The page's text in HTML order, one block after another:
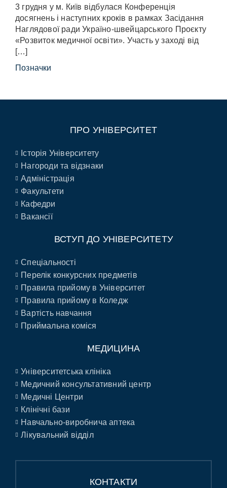
3 грудня у м. Київ відбулася Конференція
досягнень і наступних кроків в рамках Засідання
Наглядової ради Україно-швейцарського Проєкту
«Розвиток медичної освіти». Участь у заході від
[…]
Позначки
ПРО УНІВЕРСИТЕТ
Історія Університету
Нагороди та відзнаки
Адміністрація
Факультети
Кафедри
Вакансії
ВСТУП ДО УНІВЕРСИТЕТУ
Спеціальності
Перелік конкурсних предметів
Правила прийому в Університет
Правила прийому в Коледж
Вартість навчання
Приймальна коміся
МЕДИЦИНА
Університетська клініка
Медичний консультативний центр
Медичні Центри
Клінічні бази
Навчально-виробнича аптека
Лікувальний відділ
КОНТАКТИ